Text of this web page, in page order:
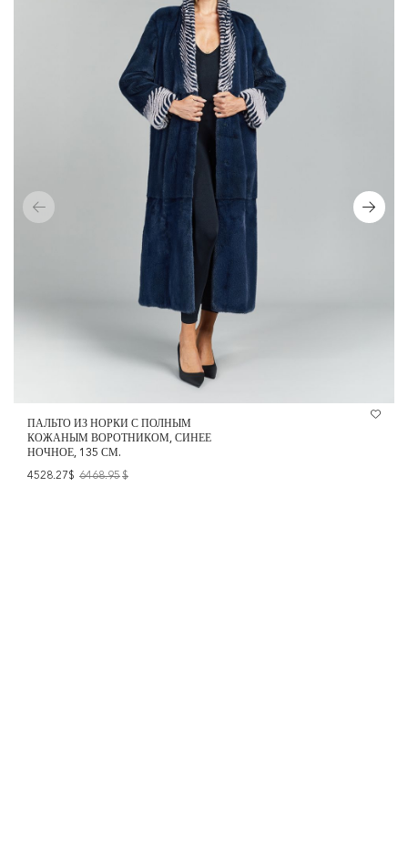
ПАЛЬТО ИЗ НОРКИ С ПОЛНЫМ
КОЖАНЫМ ВОРОТНИКОМ, СИНЕЕ
НОЧНОЕ, 135 СМ.
4528.27$ 6468.95$